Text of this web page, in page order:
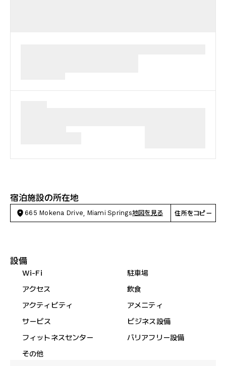
宿泊施設の所在地
665 Mokena Drive, Miami Springs地図を見る 住所をコピー
設備
Wi-Fi
駐車場
アクセス
飲食
アクティビティ
アメニティ
サービス
ビジネス設備
フィットネスセンター
バリアフリー設備
その他